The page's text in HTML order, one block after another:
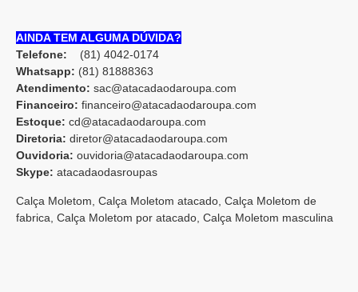
AINDA TEM ALGUMA DÚVIDA?
Telefone: (81) 4042-0174
Whatsapp: (81) 81888363
Atendimento: sac@atacadaodaroupa.com
Financeiro: financeiro@atacadaodaroupa.com
Estoque: cd@atacadaodaroupa.com
Diretoria: diretor@atacadaodaroupa.com
Ouvidoria: ouvidoria@atacadaodaroupa.com
Skype: atacadaodasroupas
Calça Moletom, Calça Moletom atacado, Calça Moletom de
fabrica, Calça Moletom por atacado, Calça Moletom masculina